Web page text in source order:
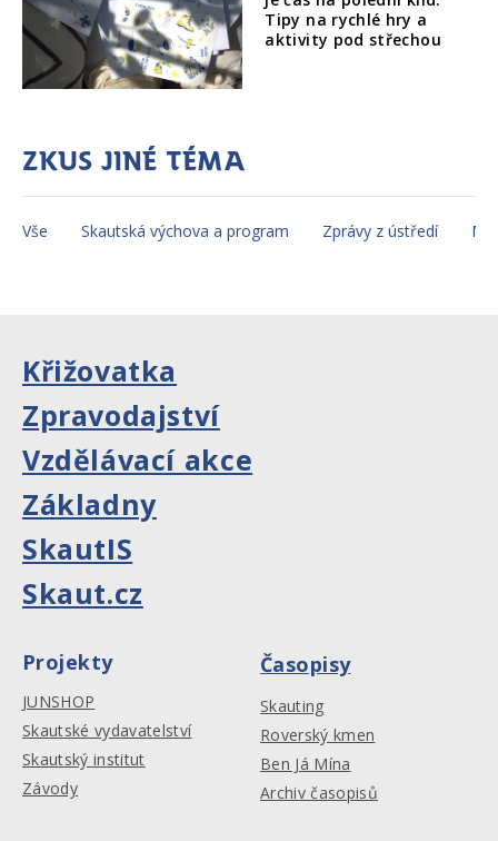
Tipy na rychlé hry a
aktivity pod střechou
Zkus jiné téma
Vše Skautská výchova a program Zprávy z ústředí
Křižovatka
Zpravodajství
Vzdělávací akce
Základny
SkautIS
Skaut.cz
Projekty
JUNSHOP
Skautské vydavatelství
Skautský institut
Závody
Časopisy
Skauting
Roverský kmen
Ben Já Mína
Archiv časopisů